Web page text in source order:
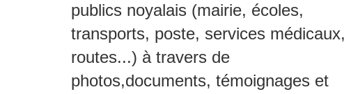
publics noyalais (mairie, écoles,
transports, poste, services médicaux,
routes...) à travers de
photos,documents, témoignages et